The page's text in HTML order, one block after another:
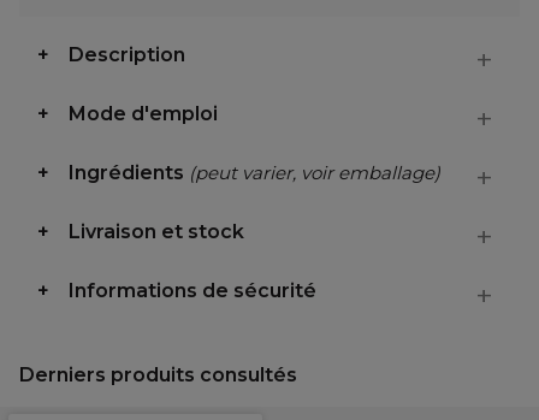
Description
Mode d'emploi
Ingrédients (peut varier, voir emballage)
Livraison et stock
Informations de sécurité
Derniers produits consultés